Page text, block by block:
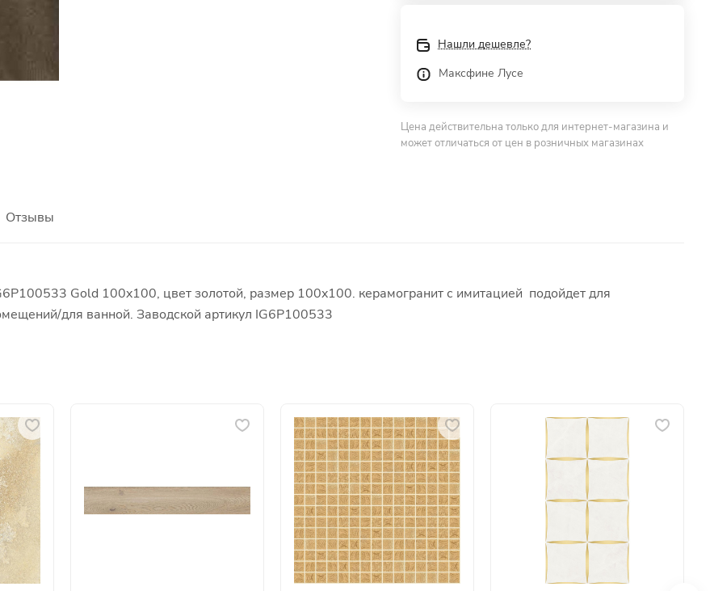
Нашли дешевле?
Максфине Лусе
Цена действительна только для интернет-магазина и
может отличаться от цен в розничных магазинах
Отзывы
Gold 100x100, цвет золотой, размер 100x100. керамогранит с имитацией подойдет для
для ванной. Заводской артикул IG6P100533